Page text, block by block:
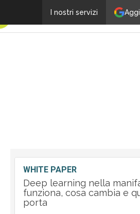
I nostri servizi
Calma piatta nel mercato
WHITE PAPER
Deep learning nella
funziona, cosa cambia e
porta